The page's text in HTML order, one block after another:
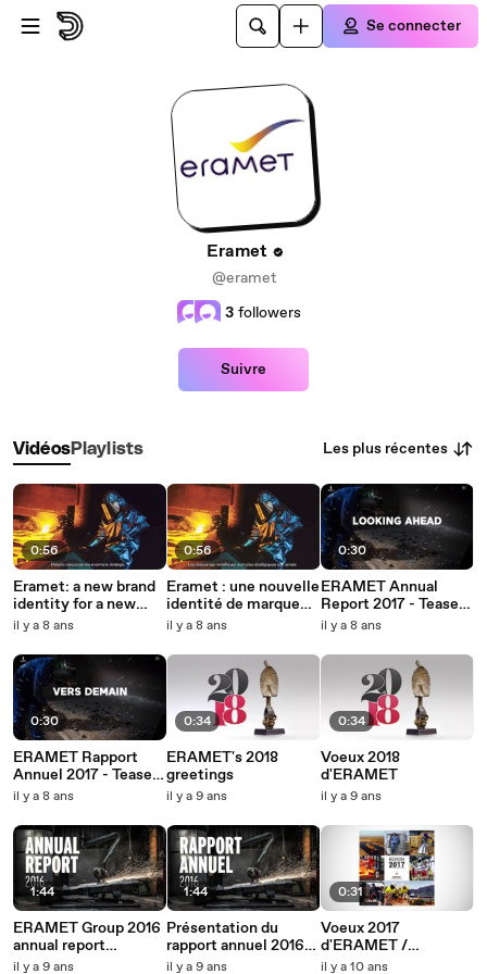
Passer au contenu principal
Se connecter
Eramet
@eramet
3 followers
Suivre
VidéosPlaylists Les plus récentes
0:56
Eramet: a new brand
identity for a new
leap forward
il y a 8 ans
0:30
ERAMET Rapport
Annuel 2017 - Teaser
FR
il y a 8 ans
1:44
ERAMET Group 2016
annual report
presentation
il y a 9 ans
0:56
Eramet : une nouvelle
identité de marque
pour un nouvel élan
il y a 8 ans
0:34
ERAMET's 2018
greetings
il y a 9 ans
1:44
Présentation du
rapport annuel 2016
du groupe ERAMET
il y a 9 ans
0:30
ERAMET Annual
Report 2017 - Teaser
EN
il y a 8 ans
0:34
Voeux 2018
d'ERAMET
il y a 9 ans
0:31
Voeux 2017
d'ERAMET /
ERAMET's 2017
il y a 10 ans